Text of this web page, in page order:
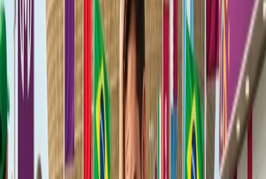
Consigue premium check-in en el aeropuerto
Seleccione el asiento segun su preferencia
El acceso de salón
TAP Miles&Go Gold
Consigue 50% extra millas y extra plus
Puede reservar el asiento cómodo con extra espacio sin pagar
El compañero del pasajero también consigue el descuento en
El miembro de Gold, puede llevar extra equipaje sin pagar la
No hay fecha de caducidad de las millas
Puede reprogramar su vuelo en el mismo día de viaje
programado sin pagar la tarifa